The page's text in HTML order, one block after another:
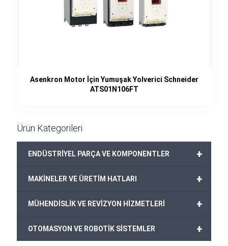
Asenkron Motor İçin Yumuşak Yolverici Schneider
ATS01N106FT
Ürün Kategorileri
+
ENDÜSTRİYEL PARÇA VE KOMPONENTLER
+
MAKİNELER VE ÜRETİM HATLARI
+
MÜHENDİSLİK VE REVİZYON HİZMETLERİ
+
OTOMASYON VE ROBOTİK SİSTEMLER